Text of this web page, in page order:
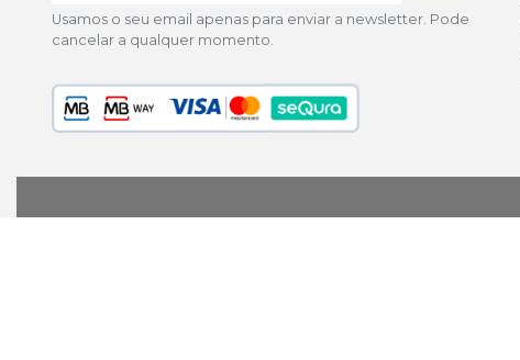
Usamos o seu email apenas para enviar a newsletter. Pode
cancelar a qualquer momento.